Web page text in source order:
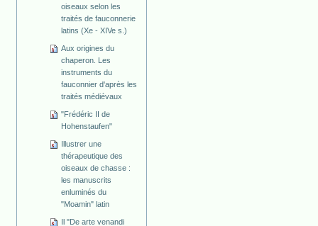
oiseaux selon les
traités de fauconnerie
latins (Xe - XIVe s.)
Aux origines du
chaperon. Les
instruments du
fauconnier d'après les
traités médiévaux
"Frédéric II de
Hohenstaufen"
Illustrer une
thérapeutique des
oiseaux de chasse :
les manuscrits
enluminés du
"Moamin" latin
Il "De arte venandi